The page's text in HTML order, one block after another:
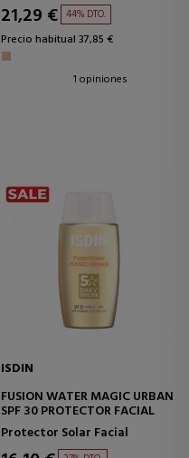
21,29 € 44% DTO.
Precio habitual 37,85 €
1 opiniones
ISDIN
FUSION WATER MAGIC URBAN
SPF 30 PROTECTOR FACIAL
Protector Solar Facial